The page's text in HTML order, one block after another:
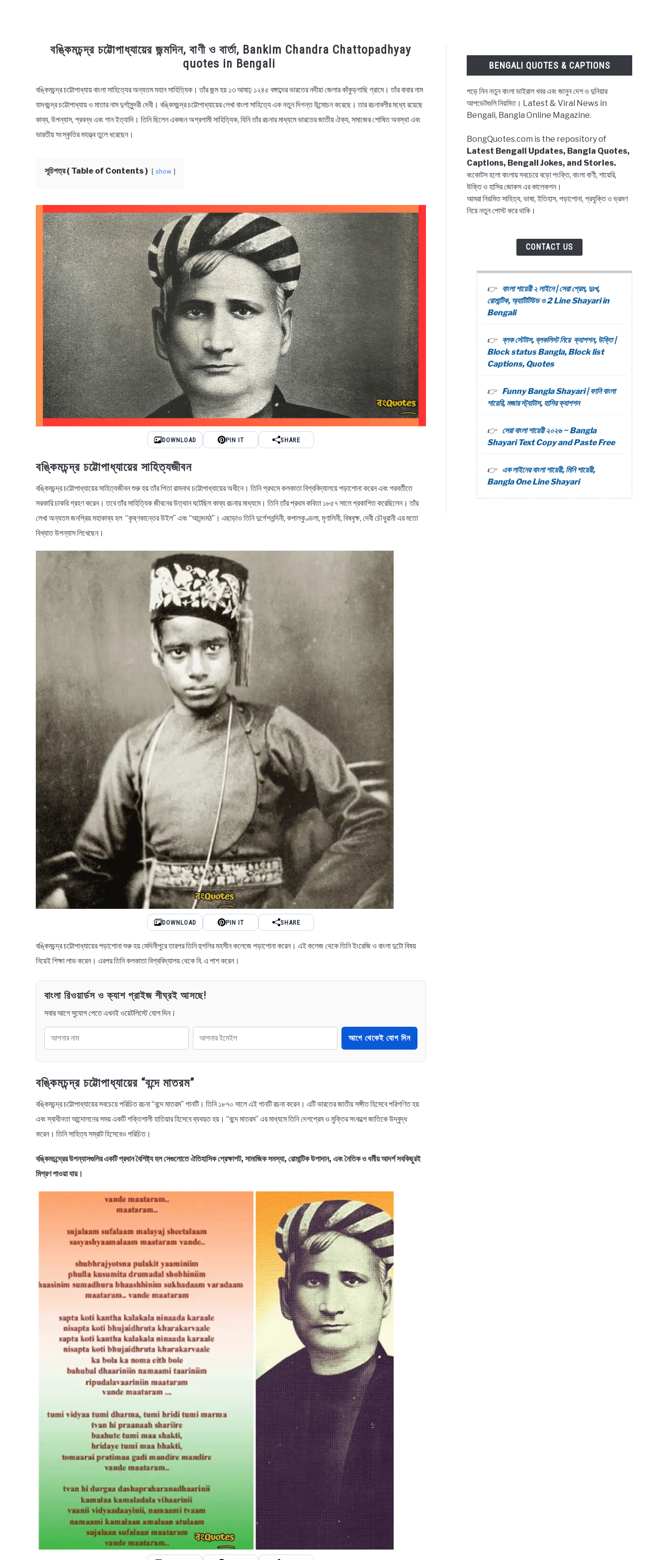
বঙ্কিমচন্দ্র চট্টোপাধ্যায়ের জন্মদিন, বাণী ও বার্তা, Bankim Chandra Chattopadhyay
quotes in Bengali
in
Bengali
Quotes
বঙ্কিমচন্দ্র চট্টোপাধ্যায় বাংলা সাহিত্যের অন্যতম মহান সাহিত্যিক। তাঁর জন্ম হয় ১৩ আষাঢ় ১২৪৫ বঙ্গাব্দের ভারতের নদীয়া জেলার কাঁকুড়গাছি গ্রামে। তাঁর বাবার নাম
যাদবচন্দ্র চট্টোপাধ্যায় ও মাতার নাম দুর্গাসুন্দরী দেবী। বঙ্কিমচন্দ্র চট্টোপাধ্যায়ের লেখা বাংলা সাহিত্যে এক নতুন দিগন্ত উন্মোচন করেছে। তার রচনাবলীর মধ্যে রয়েছে
কাব্য, উপন্যাস, প্রবন্ধ এবং গান ইত্যাদি। তিনি ছিলেন একজন অগ্রগামী সাহিত্যিক, যিনি তাঁর রচনার মাধ্যমে ভারতের জাতীয় ঐক্য, সমাজের শোষিত অবস্থা এবং
ভারতীয় সংস্কৃতির মহত্ত্ব তুলে ধরেছেন।
সূচিপত্র ( Table of Contents ) show
DOWNLOAD PIN IT SHARE
বঙ্কিমচন্দ্র চট্টোপাধ্যায়ের সাহিত্যজীবন
বঙ্কিমচন্দ্র চট্টোপাধ্যায়ের সাহিত্যজীবন শুরু হয় তাঁর পিতা রামনাথ চট্টোপাধ্যায়ের অধীনে। তিনি প্রথমে কলকাতা বিশ্ববিদ্যালয়ে পড়াশোনা করেন এবং পরবর্তীতে
সরকারি চাকরি গ্রহণ করেন। তবে তাঁর সাহিত্যিক জীবনের উত্থান ঘটেছিল কাব্য রচনার মাধ্যমে। তিনি তাঁর প্রথম কবিতা ১৮৫৭ সালে প্রকাশিত করেছিলেন। তাঁর
লেখা অন্যতম জনপ্রিয় মহাকাব্য হল “কৃষ্ণকান্তের উইল” এবং “আনন্দমঠ”। এছাড়াও তিনি দুর্গেশনন্দিনী, কপালকুণ্ডলা, মৃণালিনী, বিষবৃক্ষ, দেবী চৌধুরানী এর মতো
বিখ্যাত উপন্যাস লিখেছেন।
DOWNLOAD PIN IT SHARE
বঙ্কিমচন্দ্র চট্টোপাধ্যায়ের পড়াশোনা শুরু হয় মেদিনীপুরে তারপর তিনি হুগলির মহসীন কলেজে পড়াশোনা করেন। এই কলেজ থেকে তিনি ইংরেজি ও বাংলা দুটো বিষয়
নিয়েই শিক্ষা লাভ করেন। এরপর তিনি কলকাতা বিশ্ববিদ্যালয় থেকে বি. এ পাশ করেন।
বাংলা রিওয়ার্ডস ও ক্যাশ প্রাইজ শীঘ্রই আসছে!
সবার আগে সুযোগ পেতে এখনই ওয়েটলিস্টে যোগ দিন।
আগে থেকেই যোগ দিন
বঙ্কিমচন্দ্র চট্টোপাধ্যায়ের “বন্দে মাতরম”
বঙ্কিমচন্দ্র চট্টোপাধ্যায়ের সবচেয়ে পরিচিত রচনা “বন্দে মাতরম” গানটি। তিনি ১৮৭০ সালে এই গানটি রচনা করেন। এটি ভারতের জাতীয় সঙ্গীত হিসেবে পরিগণিত হয়
এবং স্বাধীনতা আন্দোলনের সময় একটি শক্তিশালী হাতিয়ার হিসেবে ব্যবহৃত হয়। “বন্দে মাতরম” এর মাধ্যমে তিনি দেশপ্রেম ও মুক্তির সংকল্পে জাতিকে উদ্বুদ্ধ
করেন। তিনি সাহিত্য সম্রাট হিসেবেও পরিচিত।
বঙ্কিমচন্দ্রের উপন্যাসগুলির একটি প্রধান বৈশিষ্ট্য হল সেগুলোতে ঐতিহাসিক প্রেক্ষাপট, সামাজিক সমস্যা, রোমান্টিক উপাদান, এবং নৈতিক ও ধর্মীয় আদর্শ সবকিছুরই
মিশ্রণ পাওয়া যায়।
BENGALI QUOTES & CAPTIONS
পড়ে নিন নতুন বাংলা ভাইরাল খবর এবং জানুন দেশ ও দুনিয়ার
আপডেটগুলি নিয়মিত। Latest & Viral News in
Bengali, Bangla Online Magazine.
BongQuotes.com is the repository of
Latest Bengali Updates, Bangla Quotes,
Captions, Bengali Jokes, and Stories.
বংকোটস হলো বাংলায় সবচেয়ে বড়ো পংক্তি, বাংলা বাণী, শায়েরি,
উক্তি ও হাসির জোকস এর কালেকশন।
আমরা নিয়মিত সাহিত্য, ভাষা, ইতিহাস, পড়াশোনা, প্রযুক্তি ও ভ্রমণ
নিয়ে নতুন পোস্ট করে থাকি।
CONTACT US
বাংলা শায়েরী ২ লাইনে | সেরা প্রেম, দুঃখ,
রোমান্টিক, অ্যাটিটিউড ও 2 Line Shayari in
Bengali
ব্লক স্টেটাস, ব্লকলিস্ট নিয়ে ক্যাপশন, উক্তি |
Block status Bangla, Block list
Captions, Quotes
Funny Bangla Shayari | ফানি বাংলা
শায়েরি, মজার স্ট্যাটাস, হাসির ক্যাপশন
সেরা বাংলা শায়েরী ২০২৬ ~ Bangla
Shayari Text Copy and Paste Free
এক লাইনের বাংলা শায়েরী, মিনি শায়েরী,
Bangla One Line Shayari